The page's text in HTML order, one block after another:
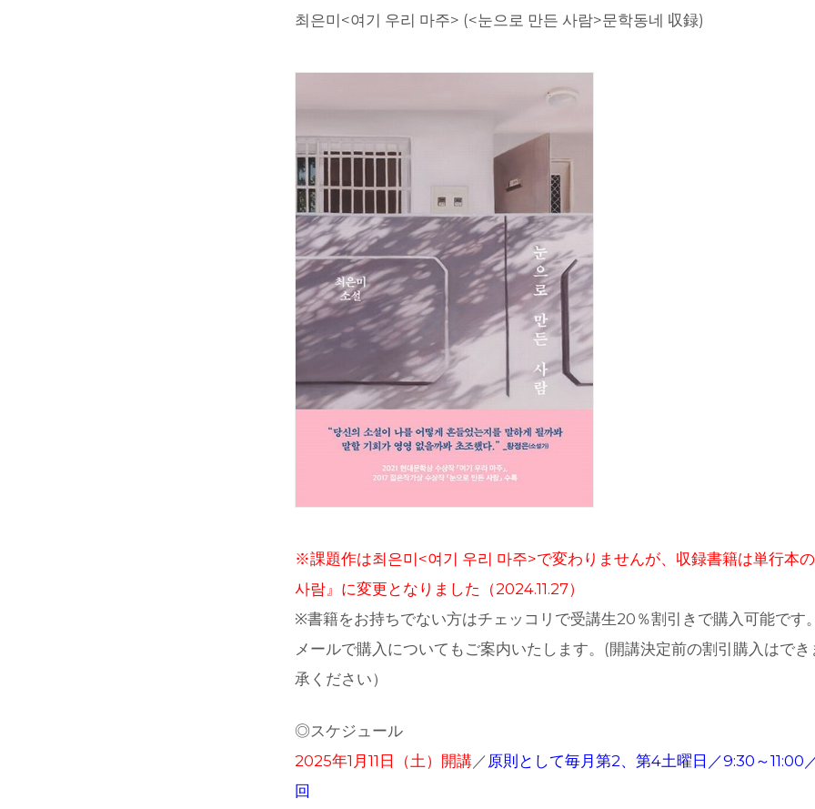
최은미<여기 우리 마주> (<눈으로 만든 사람>문학동네 収録)
※課題作は최은미<여기 우리 마주>で変わりませんが、収録書籍は単行本
사람』に変更となりました（2024.11.27）
※書籍をお持ちでない方はチェッコリで受講生20％割引きで購入可能です
メールで購入についてもご案内いたします。(開講決定前の割引購入はでき
承ください）
◎スケジュール
2025年1月11日（土）開講 ／ 原則として毎月第2、第4土曜日／9:30～11:00
回